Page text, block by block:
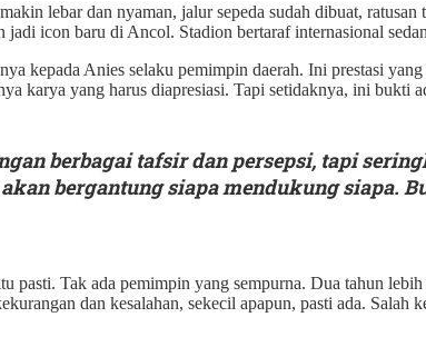
lebar dan nyaman, jalur sepeda sudah dibuat,
icon baru di Ancol. Stadion bertaraf internasional
kepada Anies selaku pemimpin daerah. Ini prestasi
karya yang harus diapresiasi. Tapi setidaknya, ini bukti
berbagai tafsir dan persepsi, tapi
bergantung siapa mendukung siapa.
Tak ada pemimpin yang sempurna. Dua tahun
dan kesalahan, sekecil apapun, pasti ada.